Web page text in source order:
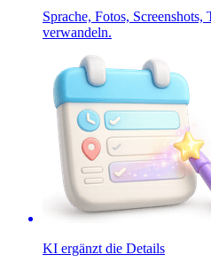
Sprache, Fotos,
verwandeln.
KI ergänzt die Details